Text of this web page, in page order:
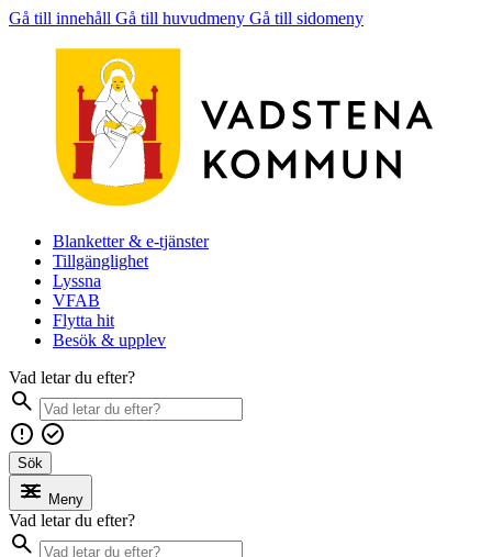
Gå till innehåll Gå till huvudmeny Gå till sidomeny
Blanketter & e-tjänster
Tillgänglighet
Lyssna
VFAB
Flytta hit
Besök & upplev
Vad letar du efter?
Sök
Meny
Vad letar du efter?